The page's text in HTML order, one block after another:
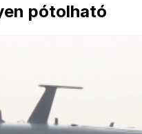
pótolható